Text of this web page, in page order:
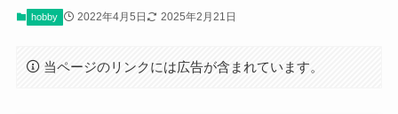
hobby 2022年4月5日 2025年2月21日
当ページのリンクには広告が含まれています。